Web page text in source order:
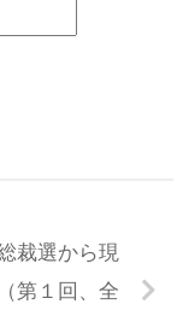
裁選から現
第１回、全